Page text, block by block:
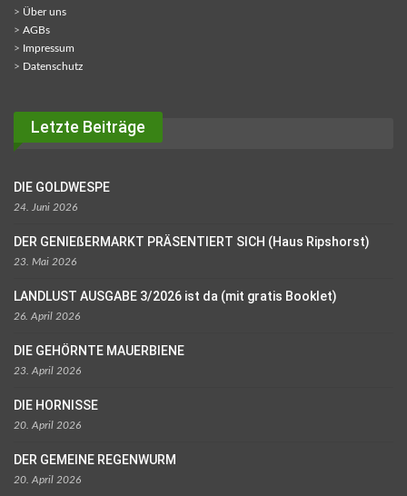
> Über uns
> AGBs
> Impressum
> Datenschutz
Letzte Beiträge
DIE GOLDWESPE
24. Juni 2026
DER GENIEßERMARKT PRÄSENTIERT SICH (Haus Ripshorst)
23. Mai 2026
LANDLUST AUSGABE 3/2026 ist da (mit gratis Booklet)
26. April 2026
DIE GEHÖRNTE MAUERBIENE
23. April 2026
DIE HORNISSE
20. April 2026
DER GEMEINE REGENWURM
20. April 2026